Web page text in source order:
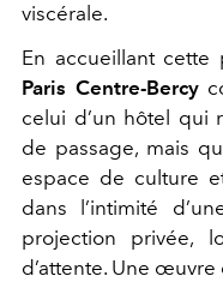
viscérale.
En accueillant cette
Paris Centre-Bercy
celui d’un hôtel qui
de passage, mais
espace de culture et
dans l’intimité
projection privée,
d’attente. Une œuvre